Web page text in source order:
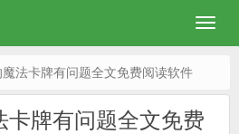
法卡牌有问题全文免费阅读软件
卡牌有问题全文免费